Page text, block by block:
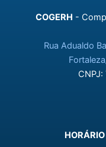
COGERH -
Rua Adualdo